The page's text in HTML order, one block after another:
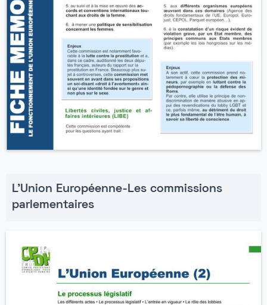
L'Union Européenne-Les commissions
parlementaires